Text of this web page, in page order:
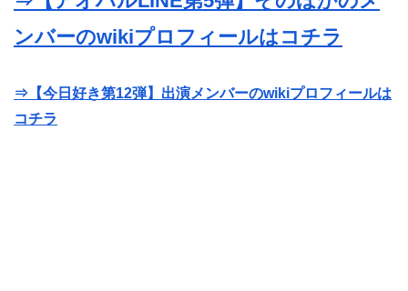
ンバーのwikiプロフィールはコチラ
⇒【今日好き第12弾】出演メンバーのwikiプロフィールは
コチラ